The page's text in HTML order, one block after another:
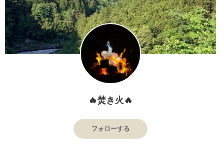
🔥焚き火🔥
フォローする